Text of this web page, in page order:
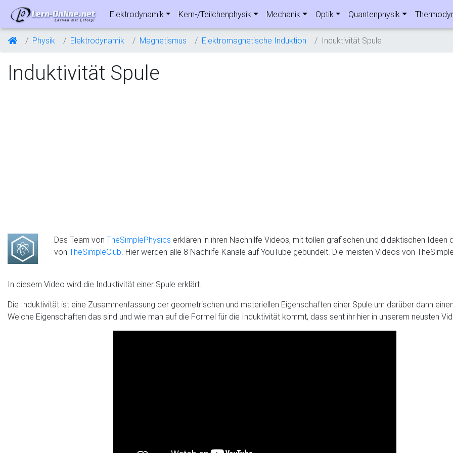
Elektrodynamik Kern-/Teilchenphysik Mechanik Optik Quantenphysik
Physik Elektrodynamik Magnetismus Elektromagnetische Induktion Induktivität Spule
Induktivität Spule
Das Team von TheSimplePhysics erklären in ihren Nachhilfe Videos, mit tollen grafischen und didaktischen
von TheSimpleClub. Hier werden alle 8 Nachilfe-Kanäle auf YouTube gebündelt. Die meisten Videos von
In diesem Video wird die Induktivität einer Spule erklärt.
Die Induktivität ist eine Zusammenfassung der geometrischen und materiellen Eigenschaften einer Spule um darüber dann
Welche Eigenschaften das sind und wie man auf die Formel für die Induktivität kommt, dass seht ihr hier in unserem neusten